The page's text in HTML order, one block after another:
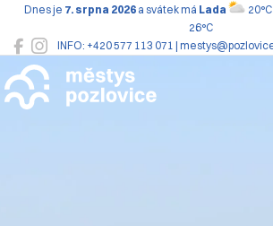
INFO: +420 577 113 071 |
Dnes je 7. srpna 2026 a svátek má Lada
26°C
Pozlovice